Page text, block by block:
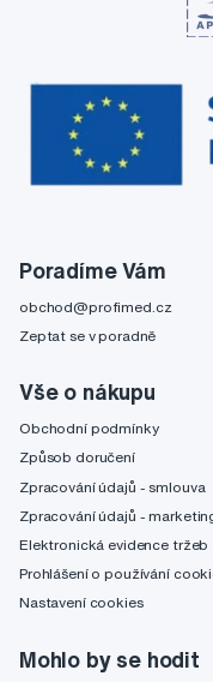
Poradíme Vám
obchod@profimed.cz
Zeptat se v poradně
Vše o nákupu
Obchodní podmínky
Způsob doručení
Zpracování údajů - smlouva
Zpracování údajů -
Elektronická evidence tržeb
Prohlášení o používání
Nastavení cookies
Mohlo by se hodit